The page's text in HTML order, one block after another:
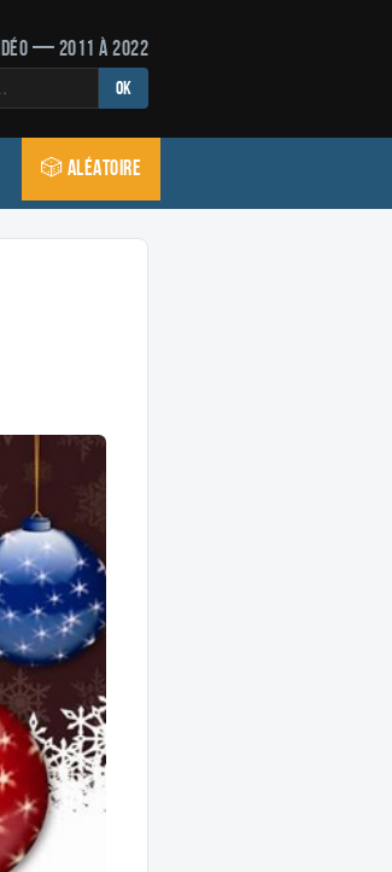
— 2011 à 2022
OK
🎲 Aléatoire